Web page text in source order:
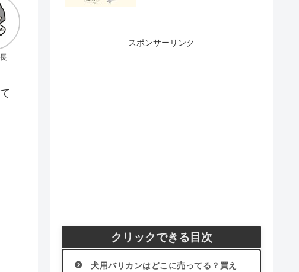
スポンサーリンク
クリックできる目次
犬用バリカンはどこに売ってる？買え